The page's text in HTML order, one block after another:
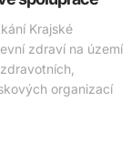
Krajské
zdraví na území
organizací